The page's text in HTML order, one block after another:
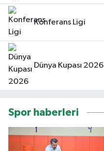
Konferans Ligi
Dünya Kupası 2026
Spor haberleri